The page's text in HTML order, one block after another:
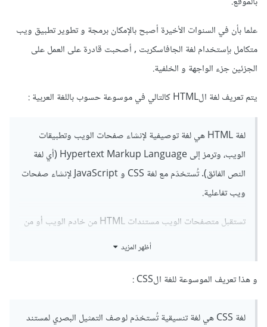
علما بأن في السنوات الأخيرة أصبح بالإمكان برمجة و تطوير تطبيق ويب
متكامل بإستخدام لغة الجافاسكربت , أصحبت قادرة على العمل على
الجزئين جزء الواجهة و الخلفية.
يتم تعريف لغة الHTML كالتالي في موسوعة حسوب باللغة العربية :
لغة HTML هي لغة توصيفية لإنشاء صفحات الويب وتطبيقات
الويب، وترمز إلى Hypertext Markup Language (أي لغة
النص الفائق). تُستخدَم مع لغة CSS و JavaScript لإنشاء صفحات
ويب تفاعلية.
تستقبل متصفحات الويب مستندات HTML من خادم الويب أو من
أظهر المزيد
و هذا تعريف الموسوعة للغة الCSS :
لغة CSS هي لغة تنسيقية تُستخدَم لوصف التمثيل البصري لمستند